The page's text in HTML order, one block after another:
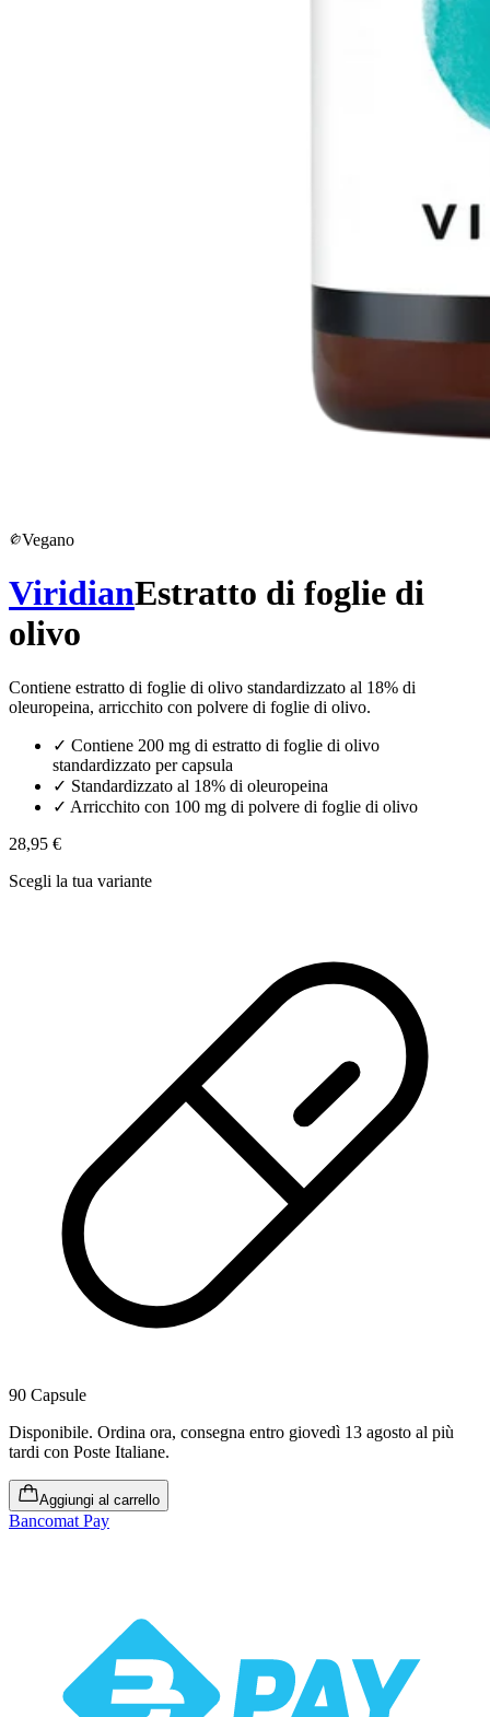
Vegano
ViridianEstratto di foglie di
olivo
Contiene estratto di foglie di olivo standardizzato al 18% di
oleuropeina, arricchito con polvere di foglie di olivo.
✓ Contiene 200 mg di estratto di foglie di olivo
standardizzato per capsula
✓ Standardizzato al 18% di oleuropeina
✓ Arricchito con 100 mg di polvere di foglie di olivo
28,95 €
Scegli la tua variante
90 Capsule
Disponibile. Ordina ora, consegna entro giovedì 13 agosto al più
tardi con Poste Italiane.
Aggiungi al carrello
Bancomat Pay